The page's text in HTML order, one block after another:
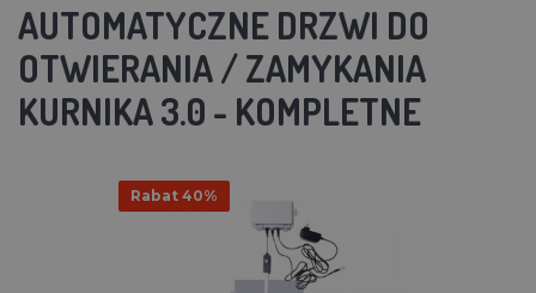
AUTOMATYCZNE DRZWI DO
OTWIERANIA / ZAMYKANIA
KURNIKA 3.0 - KOMPLETNE
Rabat 40%